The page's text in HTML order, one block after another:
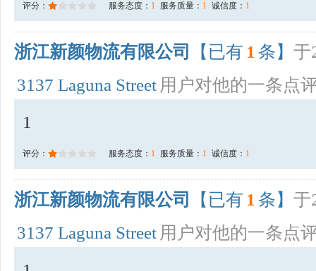
评分： 服务态度： 1 服务质量： 1 诚信度： 1
浙江新颜物流有限公司 【已有 1 条】 于
3137 Laguna Street 用户对他的一条点
1
评分： 服务态度： 1 服务质量： 1 诚信度： 1
浙江新颜物流有限公司 【已有 1 条】 于
3137 Laguna Street 用户对他的一条点